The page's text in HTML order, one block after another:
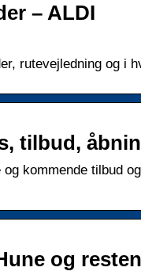
– ALDI
rutevejledning og i
tilbud,
kommende tilbud
og